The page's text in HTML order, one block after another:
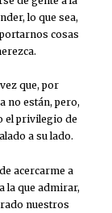
lo que sea,
cosas
que, por
no están, pero,
el privilegio de
a su lado.
acercarme a
la que admirar,
nuestros